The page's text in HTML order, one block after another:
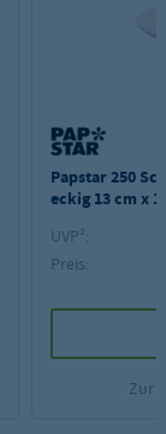
Papstar 250
eckig 13 cm x
UVP²:
Preis:
Zur